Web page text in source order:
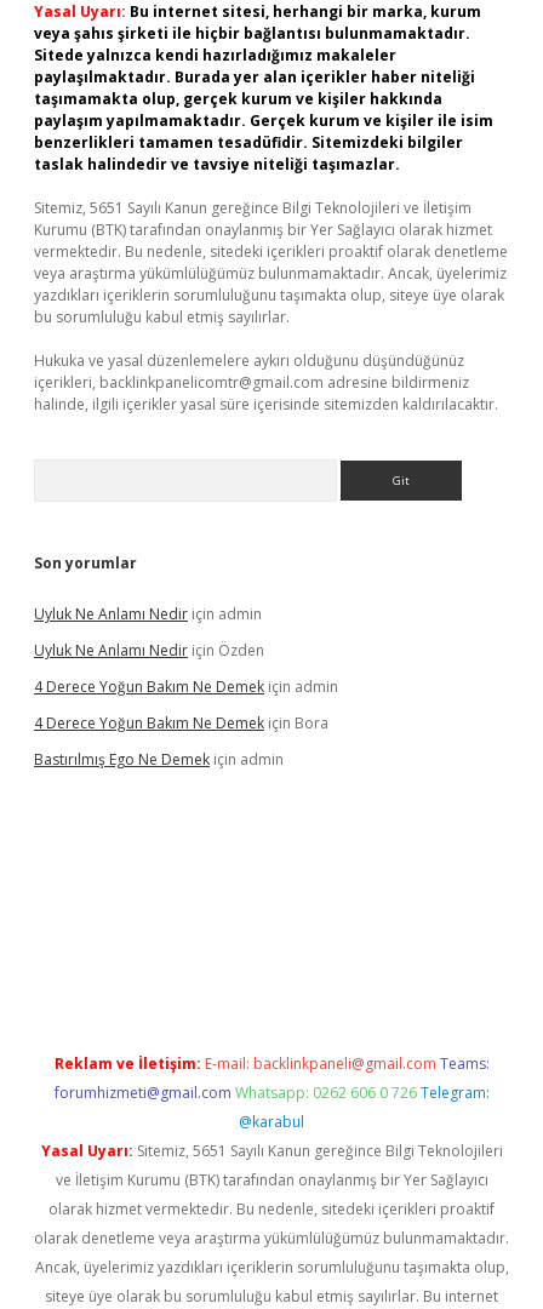
Yasal Uyarı: Bu internet sitesi, herhangi bir marka, kurum
veya şahıs şirketi ile hiçbir bağlantısı bulunmamaktadır.
Sitede yalnızca kendi hazırladığımız makaleler
paylaşılmaktadır. Burada yer alan içerikler haber niteliği
taşımamakta olup, gerçek kurum ve kişiler hakkında
paylaşım yapılmamaktadır. Gerçek kurum ve kişiler ile isim
benzerlikleri tamamen tesadüfidir. Sitemizdeki bilgiler
taslak halindedir ve tavsiye niteliği taşımazlar.
Sitemiz, 5651 Sayılı Kanun gereğince Bilgi Teknolojileri ve İletişim
Kurumu (BTK) tarafından onaylanmış bir Yer Sağlayıcı olarak hizmet
vermektedir. Bu nedenle, sitedeki içerikleri proaktif olarak denetleme
veya araştırma yükümlülüğümüz bulunmamaktadır. Ancak, üyelerimiz
yazdıkları içeriklerin sorumluluğunu taşımakta olup, siteye üye olarak
bu sorumluluğu kabul etmiş sayılırlar.
Hukuka ve yasal düzenlemelere aykırı olduğunu düşündüğünüz
içerikleri, backlinkpanelicomtr@gmail.com adresine bildirmeniz
halinde, ilgili içerikler yasal süre içerisinde sitemizden kaldırılacaktır.
Son yorumlar
Uyluk Ne Anlamı Nedir için admin
Uyluk Ne Anlamı Nedir için Özden
4 Derece Yoğun Bakım Ne Demek için admin
4 Derece Yoğun Bakım Ne Demek için Bora
Bastırılmış Ego Ne Demek için admin
Reklam ve İletişim: E-mail: backlinkpaneli@gmail.com Teams:
forumhizmeti@gmail.com Whatsapp: 0262 606 0 726 Telegram:
@karabul
Yasal Uyarı: Sitemiz, 5651 Sayılı Kanun gereğince Bilgi Teknolojileri
ve İletişim Kurumu (BTK) tarafından onaylanmış bir Yer Sağlayıcı
olarak hizmet vermektedir. Bu nedenle, sitedeki içerikleri proaktif
olarak denetleme veya araştırma yükümlülüğümüz bulunmamaktadır.
Ancak, üyelerimiz yazdıkları içeriklerin sorumluluğunu taşımakta olup,
siteye üye olarak bu sorumluluğu kabul etmiş sayılırlar. Bu internet